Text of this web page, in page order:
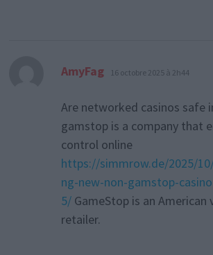
AmyFag dit :
16 octobre 2025 à 2h44
Are networked casinos safe
gamstop is a company that
control online
https://simmrow.de/2025/
ng-new-non-gamstop-
5/GameStop is an American
retailer.